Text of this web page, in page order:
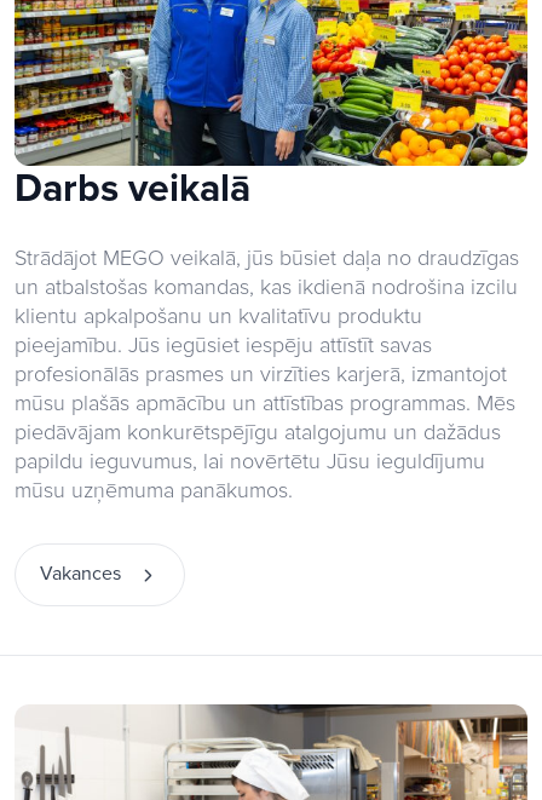
Darbs veikalā
Strādājot MEGO veikalā, jūs būsiet daļa no draudzīgas
un atbalstošas komandas, kas ikdienā nodrošina izcilu
klientu apkalpošanu un kvalitatīvu produktu
pieejamību. Jūs iegūsiet iespēju attīstīt savas
profesionālās prasmes un virzīties karjerā, izmantojot
mūsu plašās apmācību un attīstības programmas. Mēs
piedāvājam konkurētspējīgu atalgojumu un dažādus
papildu ieguvumus, lai novērtētu Jūsu ieguldījumu
mūsu uzņēmuma panākumos.
Vakances